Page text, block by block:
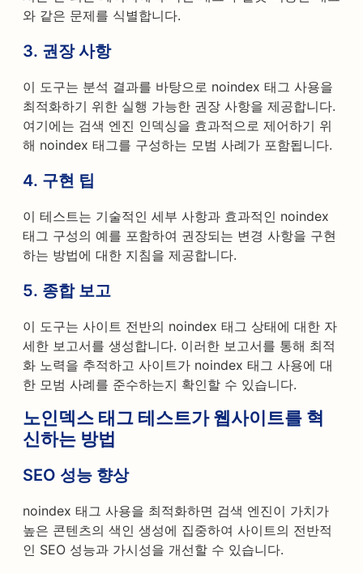
와 같은 문제를 식별합니다.
3. 권장 사항
이 도구는 분석 결과를 바탕으로 noindex 태그 사용을
최적화하기 위한 실행 가능한 권장 사항을 제공합니다.
여기에는 검색 엔진 인덱싱을 효과적으로 제어하기 위
해 noindex 태그를 구성하는 모범 사례가 포함됩니다.
4. 구현 팁
이 테스트는 기술적인 세부 사항과 효과적인 noindex
태그 구성의 예를 포함하여 권장되는 변경 사항을 구현
하는 방법에 대한 지침을 제공합니다.
5. 종합 보고
이 도구는 사이트 전반의 noindex 태그 상태에 대한 자
세한 보고서를 생성합니다. 이러한 보고서를 통해 최적
화 노력을 추적하고 사이트가 noindex 태그 사용에 대
한 모범 사례를 준수하는지 확인할 수 있습니다.
노인덱스 태그 테스트가 웹사이트를 혁
신하는 방법
SEO 성능 향상
noindex 태그 사용을 최적화하면 검색 엔진이 가치가
높은 콘텐츠의 색인 생성에 집중하여 사이트의 전반적
인 SEO 성능과 가시성을 개선할 수 있습니다.